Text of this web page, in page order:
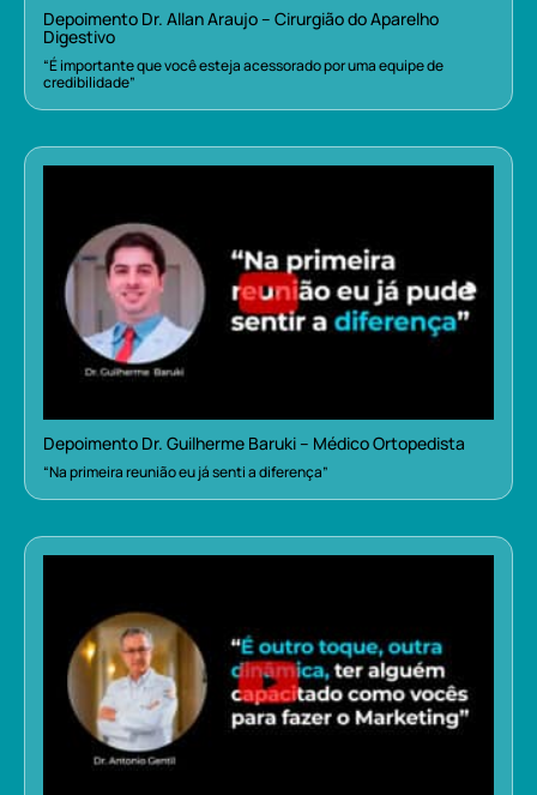
Depoimento Dr. Allan Araujo – Cirurgião do Aparelho
Digestivo
“É importante que você esteja acessorado por uma equipe de
credibilidade”
Depoimento Dr. Guilherme Baruki – Médico Ortopedista
“Na primeira reunião eu já senti a diferença”